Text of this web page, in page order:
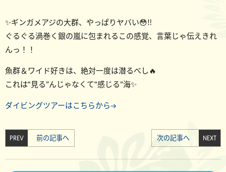
✨ギンガメアジの大群、やっぱりヤバい😳‼️
ぐるぐる渦巻く銀の嵐に包まれるこの感覚、言葉じゃ伝えきれ
んっ！！
魚群＆ワイド好きは、絶対一度は潜るべし🔥
これは“見る”んじゃなくて“感じる”海✨
ダイビングツアーはこちらから→
PREV 前の記事へ NEXT
次の記事へ